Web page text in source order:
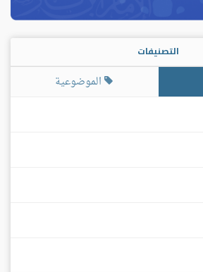
التصنيفات
الموضوعية